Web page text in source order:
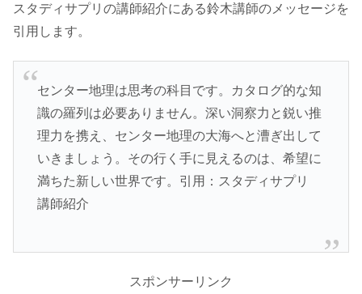
スタディサプリの講師紹介にある鈴木講師のメッセージを
引用します。
センター地理は思考の科目です。カタログ的な知
識の羅列は必要ありません。深い洞察力と鋭い推
理力を携え、センター地理の大海へと漕ぎ出して
いきましょう。その行く手に見えるのは、希望に
満ちた新しい世界です。引用：スタディサプリ
講師紹介
スポンサーリンク